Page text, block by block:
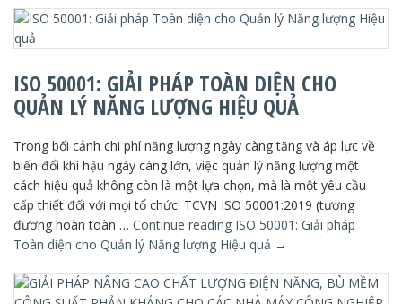
ISO 50001: GIẢI PHÁP TOÀN DIỆN CHO
QUẢN LÝ NĂNG LƯỢNG HIỆU QUẢ
Trong bối cảnh chi phí năng lượng ngày càng tăng và áp lực về
biến đổi khí hậu ngày càng lớn, việc quản lý năng lượng một
cách hiệu quả không còn là một lựa chọn, mà là một yêu cầu
cấp thiết đối với mọi tổ chức. TCVN ISO 50001:2019 (tương
đương hoàn toàn … Continue reading ISO 50001: Giải pháp
Toàn diện cho Quản lý Năng lượng Hiệu quả →